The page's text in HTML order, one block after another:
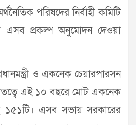
পরিষদের নির্বাহী কমিটি
এসব প্রকল্প অনুমোদন দেওয়া
ও একনেক চেয়ারপারসন
এই ১০ বছরে মোট একনেক
১৫১টি। এসব সভায় সরকারের